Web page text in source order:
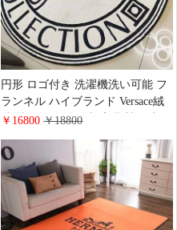
円形 ロゴ付き 洗濯機洗い可能 フ
ランネル ハイブランド Versace絨
毯 抽象的 海外販売 高品質 吸水
ッチン ヴェルサーチ ベッドサイ
ドラグ 売れ筋 柔らかい 滑り止め
子ども部屋 ベッドルーム 宮廷風
￥16800￥18800